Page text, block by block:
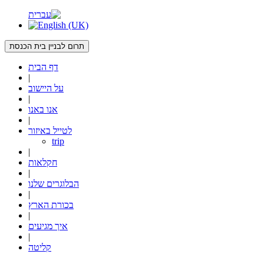
תרום לבניין בית הכנסת
דף הבית
|
על היישוב
|
אנו באנו
|
לטייל באיזור
trip
|
חקלאות
|
הבלוגרים שלנו
|
בכורת הארץ
|
איך מגיעים
|
קליטה